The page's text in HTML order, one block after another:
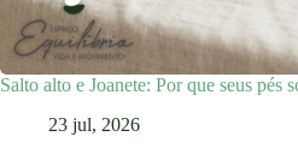
Salto alto e Joanete: Por que seus pés
23 jul, 2026